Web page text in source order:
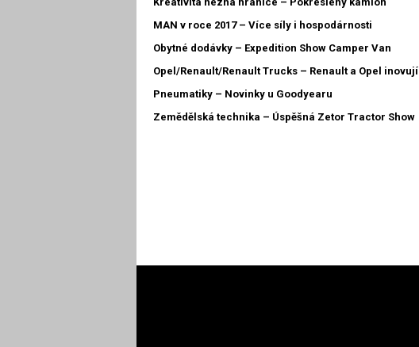
MAN v roce 2017 – Více síly i hospodárnosti
Obytné dodávky – Expedition Show Camper Van
Opel/Renault/Renault Trucks – Renault a Opel inovují
Pneumatiky – Novinky u Goodyearu
Zemědělská technika – Úspěšná Zetor Tractor Show